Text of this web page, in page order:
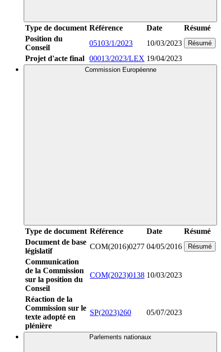
Type de document Référence Date
Résumé
Position du
Conseil
05103/1/2023 10/03/2023 Résumé
Projet d'acte final 00013/2023/LEX 19/04/2023
Commission Européenne
Type de document Référence Date
Résumé
Document de base
législatif
COM(2016)0277 04/05/2016 Résumé
Communication
de la Commission
sur la position du
Conseil
COM(2023)0138 10/03/2023
Réaction de la
Commission sur le
texte adopté en
plénière
SP(2023)260 05/07/2023
Parlements nationaux